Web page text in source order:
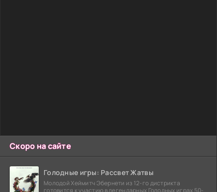
Скоро на сайте
Голодные игры: Рассвет Жатвы
Молодой Хеймитч Эбернети из 12-го дистрикта